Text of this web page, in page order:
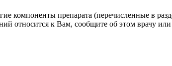
компоненты препарата (перечисленные в
относится к Вам, сообщите об этом врачу